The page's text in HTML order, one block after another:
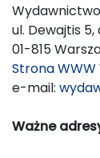
ul. Dewajtis
01-815
Strona
e-mail:
Ważne